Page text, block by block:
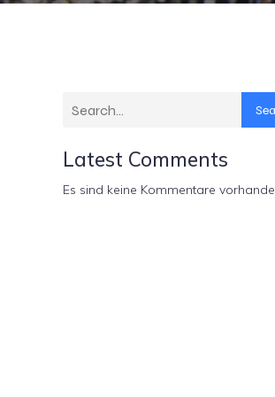
Latest Comments
Es sind keine Kommentare